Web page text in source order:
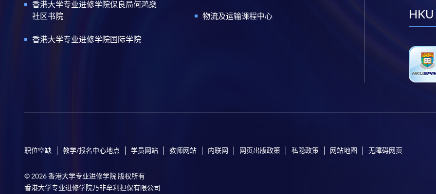
香港大学专业进修学院保良局何鸿燊
社区书院
香港大学专业进修学院国际学院
物流及运输课程中心 HKU
职位空缺 教学/报名中心地点 学员网站 教师网站 内联网 网页出版政策 私隐政策 网站地图 无障碍网页
© 2026 香港大学专业进修学院 版权所有
香港大学专业进修学院乃非牟利担保有限公司